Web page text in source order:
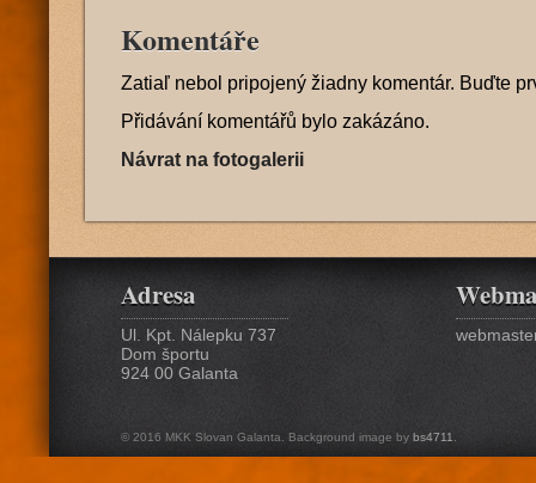
Komentáře
Zatiaľ nebol pripojený žiadny komentár. Buďte
Přidávání komentářů bylo zakázáno.
Návrat na fotogalerii
Adresa
Ul. Kpt. Nálepku 737
Dom športu
924 00 Galanta
© 2016 MKK Slovan Galanta. Background image by bs4711